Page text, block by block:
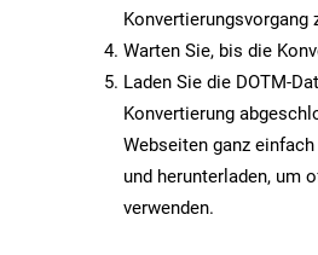
Konvertierungsvorgang
Warten Sie, bis die
Laden Sie die DOTM-
Konvertierung
Webseiten ganz
und herunterladen, um
verwenden.